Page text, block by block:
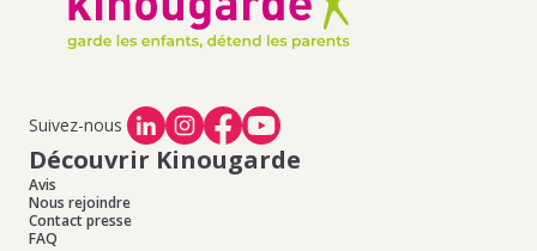
Suivez-nous
Découvrir Kinougarde
Avis
Nous rejoindre
Contact presse
FAQ